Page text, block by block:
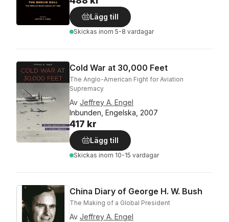
Lägg till
Skickas inom 5-8 vardagar
Cold War at 30,000 Feet
The Anglo-American Fight for Aviation
Supremacy
Av Jeffrey A. Engel
Inbunden, Engelska, 2007
417 kr
Lägg till
Skickas inom 10-15 vardagar
China Diary of George H. W. Bush
The Making of a Global President
Av Jeffrey A. Engel